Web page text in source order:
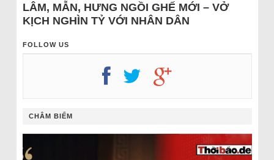
LÂM, MẪN, HƯNG NGỒI GHẾ MỚI – VỞ
KỊCH NGHÌN TỶ VỚI NHÂN DÂN
FOLLOW US
CHÂM BIẾM